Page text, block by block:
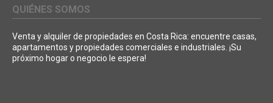
QUIÉNES SOMOS
Venta y alquiler de propiedades en Costa Rica: encuentre casas,
apartamentos y propiedades comerciales e industriales. ¡Su
próximo hogar o negocio le espera!